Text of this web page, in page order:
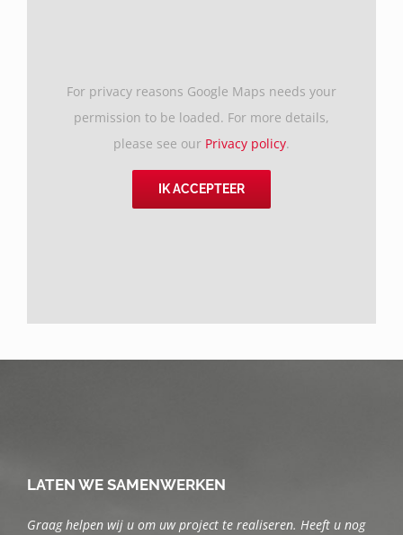
For privacy reasons Google Maps needs your
permission to be loaded. For more details,
please see our Privacy policy.
IK ACCEPTEER
LATEN WE SAMENWERKEN
Graag helpen wij u om uw project te realiseren. Heeft u nog